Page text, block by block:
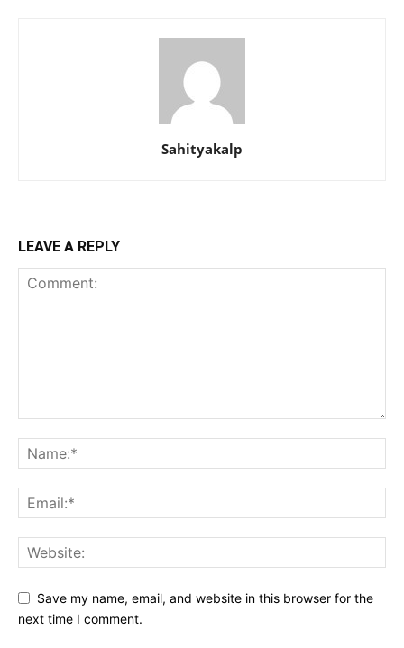
Sahityakalp
LEAVE A REPLY
Save my name, email, and website in this browser for the
next time I comment.